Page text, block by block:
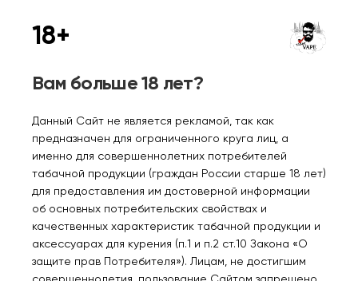
Уведомить
Нет в наличии
BRUSKO MINICAN 3
1300₽
18+
Вам больше 18 лет?
Данный Сайт не является рекламой, так как
предназначен для ограниченного круга лиц, а
именно для совершеннолетних потребителей
табачной продукции (граждан России старше 18 лет)
для предоставления им достоверной информации
об основных потребительских свойствах и
качественных характеристик табачной продукции и
аксессуарах для курения (п.1 и п.2 ст.10 Закона «О
защите прав Потребителя»). Лицам, не достигшим